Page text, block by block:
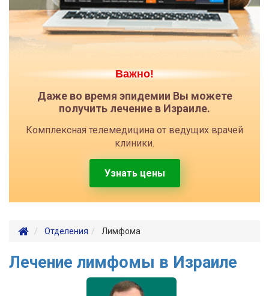
Важно!
Даже во время эпидемии Вы можете
получить лечение в Израиле.
Комплексная телемедицина от ведущих врачей
клиники.
Узнать цены
Отделения Лимфома
Лечение лимфомы в Израиле